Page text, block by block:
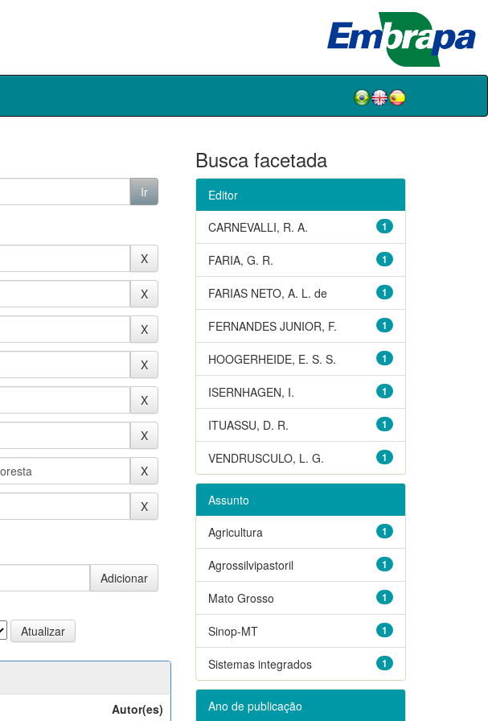
Autor(es)
Busca facetada
Editor
1
CARNEVALLI, R. A.
1
FARIA, G. R.
1
FARIAS NETO, A. L. de
1
FERNANDES JUNIOR, F.
1
HOOGERHEIDE, E. S. S.
1
ISERNHAGEN, I.
1
ITUASSU, D. R.
1
VENDRUSCULO, L. G.
Assunto
1
Agricultura
1
Agrossilvipastoril
1
Mato Grosso
1
Sinop-MT
1
Sistemas integrados
Ano de publicação